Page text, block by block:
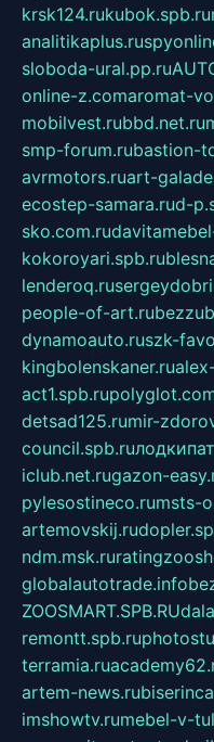
krsk124.rukubok.spb.ru
analitikaplus.ru
sloboda-ural.pp.ru
online-z.comaromat-
mobilvest.rubbd.net.ru
smp-forum.rubastion-
avrmotors.ruart-
ecostep-samara.rud-
sko.com.ru
kokoroyari.spb.ru
lenderoq.ru
people-of-art.ru
dynamoauto.ruszk-
kingbolenskaner.ru
act1.spb.ru
detsad125.rumir-
council.spb.ru
iclub.net.rugazon-
pylesostineco.rumsts-
artemovskij.ru
ndm.msk.ru
globalautotrade.info
ZOOSMART.SPB.RU
remontt.spb.ru
terramia.ru
artem-news.ru
imshowtv.rumebel-v-